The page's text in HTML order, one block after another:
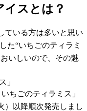
スとは？
ている方は多いと思い
た“いちごのティラミ
いしいので、その魅
」
ちごのティラミス」
）以降順次発売しまし